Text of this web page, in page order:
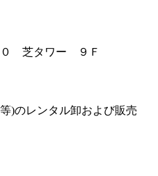
０ 芝タワー ９Ｆ
)のレンタル卸および販売